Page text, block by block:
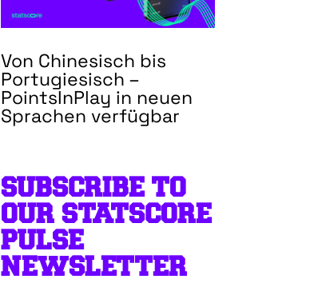
Von Chinesisch bis
Portugiesisch –
PointsInPlay in neuen
Sprachen verfügbar
SUBSCRIBE TO
OUR STATSCORE
PULSE
NEWSLETTER